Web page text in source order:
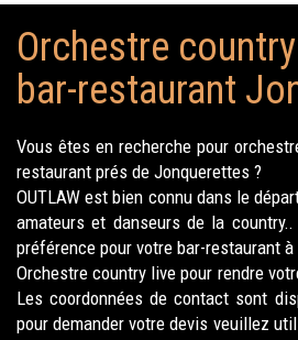
Orchestre
bar-restaurant
Vous êtes en recherche pour
restaurant prés de Jonquerettes ?
OUTLAW est bien connu dans le
amateurs et danseurs de la
préférence pour votre bar-restaurant
Orchestre country live pour rendre
Les coordonnées de contact sont
pour demander votre devis veuillez